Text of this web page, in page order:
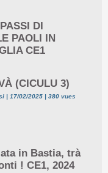
DI
PAOLI IN
CE1
(CICULU 3)
| 17/02/2025 | 380 vues
in Bastia, trà
! CE1, 2024